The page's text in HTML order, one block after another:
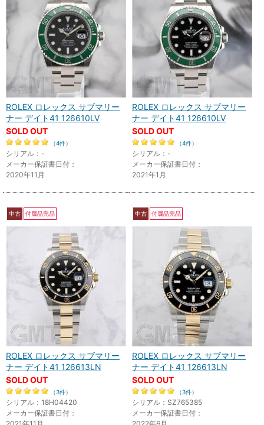
ROLEX ロレックス サブマリー
ナー デイト41 126610LV
SOLD OUT
（4件）
シリアル：-
メーカー保証書日付：
2020年11月
ROLEX ロレックス サブマリー
ナー デイト41 126610LV
SOLD OUT
（4件）
シリアル：-
メーカー保証書日付：
2021年1月
中古 付属品完品
ROLEX ロレックス サブマリー
ナー デイト41 126613LN
SOLD OUT
（3件）
シリアル：18H04420
メーカー保証書日付：
中古 付属品完品
ROLEX ロレックス サブマリー
ナー デイト41 126613LN
SOLD OUT
（3件）
シリアル：SZ765385
メーカー保証書日付：